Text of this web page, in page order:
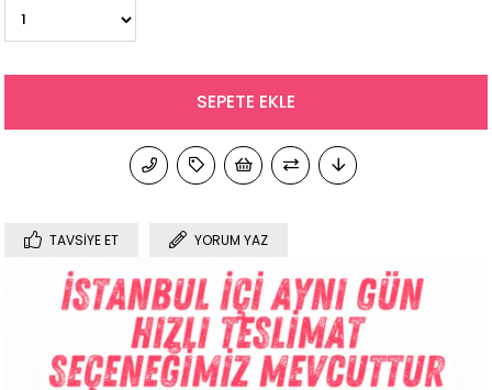
TAVSIYE ET YORUM YAZ